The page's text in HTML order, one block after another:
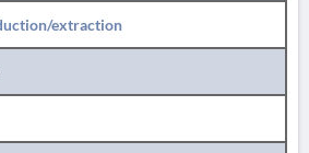
extraction